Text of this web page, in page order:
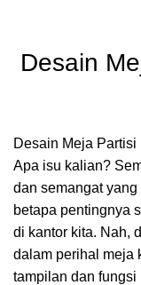
Desain
Desain Meja
Apa isu kalian?
dan semangat
betapa pentingnya
di kantor kita. Nah,
dalam perihal meja
tampilan dan fungsi